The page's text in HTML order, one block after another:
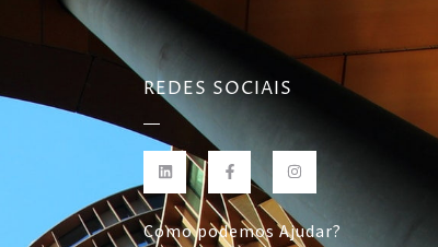
REDES SOCIAIS
Como podemos Ajudar?